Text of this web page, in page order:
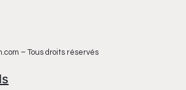
– Tous droits réservés